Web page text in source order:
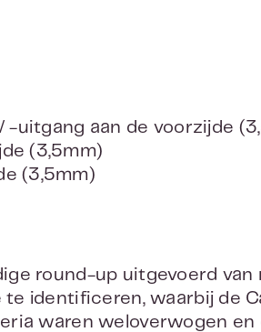
uitgang aan de voorzijde
(3,5mm)
(3,5mm)
round-up uitgevoerd van
identificeren, waarbij de
waren weloverwogen